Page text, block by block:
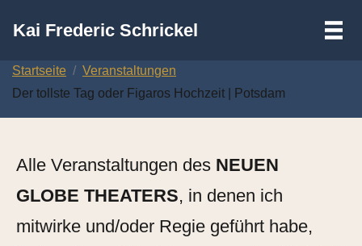
Zum
Inhalt
springen
Kai Frederic Schrickel III
Startseite
Veranstaltungen
Der tollste Tag oder Figaros Hochzeit | Potsdam
Alle Veranstaltungen des NEUEN
GLOBE THEATERS, in denen ich
mitwirke und/oder Regie geführt habe,